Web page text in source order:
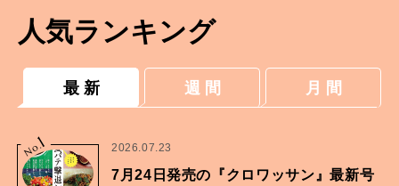
人気ランキング
最 新 週 間 月 間
No.
1 2026.07.23
7月24日発売の『クロワッサン』最新号